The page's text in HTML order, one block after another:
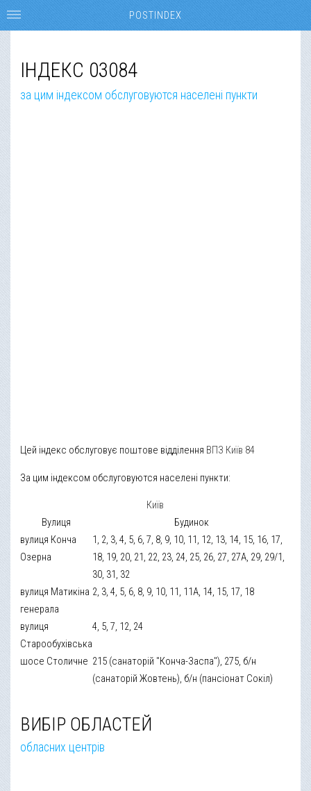
ІНДЕКС 03084
за цим індексом обслуговуются населені пункти
Цей індекс обслуговує поштове відділення ВПЗ Київ 84
За цим індексом обслуговуются населені пункти:
Київ
Вулиця
Будинок
вулиця Конча
Озерна
1, 2, 3, 4, 5, 6, 7, 8, 9, 10, 11, 12, 13, 14, 15, 16, 17,
18, 19, 20, 21, 22, 23, 24, 25, 26, 27, 27А, 29, 29/1,
30, 31, 32
вулиця Матикіна
генерала
2, 3, 4, 5, 6, 8, 9, 10, 11, 11А, 14, 15, 17, 18
вулиця
Старообухівська
4, 5, 7, 12, 24
шосе Столичне 215 (санаторій "Конча-Заспа"), 275, б/н
(санаторій Жовтень), б/н (пансіонат Сокіл)
ВИБІР ОБЛАСТЕЙ
обласних центрів
POSTINDEX